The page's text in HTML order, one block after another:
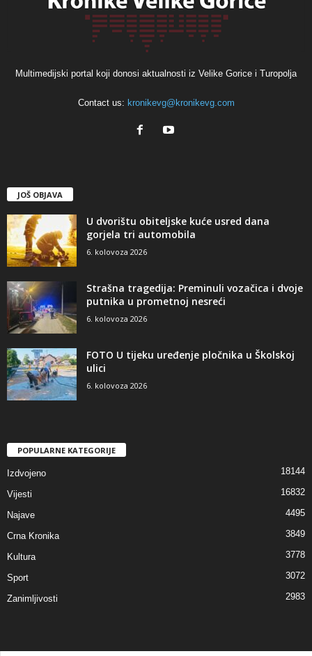
Multimedijski portal koji donosi aktualnosti iz Velike Gorice i Turopolja
Contact us: kronikevg@kronikevg.com
JOŠ OBJAVA
U dvorištu obiteljske kuće usred dana
gorjela tri automobila
6. kolovoza 2026
Strašna tragedija: Preminuli vozačica i dvoje
putnika u prometnoj nesreći
6. kolovoza 2026
FOTO U tijeku uređenje pločnika u Školskoj
ulici
6. kolovoza 2026
POPULARNE KATEGORIJE
Izdvojeno 18144
Vijesti 16832
Najave 4495
Crna Kronika 3849
Kultura 3778
Sport 3072
Zanimljivosti 2983